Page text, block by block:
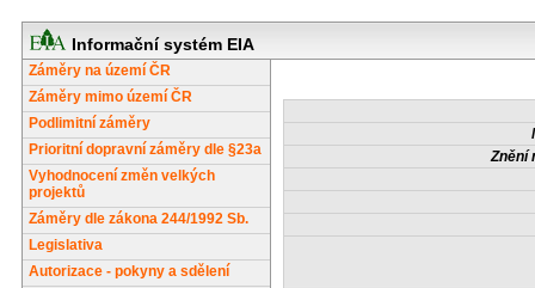
Informační systém EIA
Záměry na území ČR
Záměry mimo území ČR
Podlimitní záměry
Prioritní dopravní záměry dle §23a
Vyhodnocení změn velkých
projektů
Záměry dle zákona 244/1992 Sb.
Legislativa
Autorizace - pokyny a sdělení
Znění